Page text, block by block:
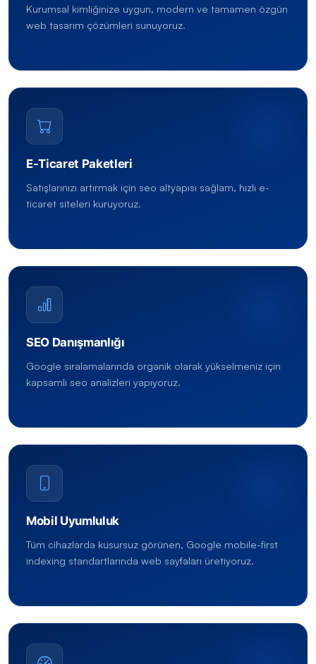
Kurumsal kimliğinize uygun, modern ve tamamen özgün
web tasarım çözümleri sunuyoruz.
E-Ticaret Paketleri
Satışlarınızı artırmak için seo altyapısı sağlam, hızlı e-
ticaret siteleri kuruyoruz.
SEO Danışmanlığı
Google sıralamalarında organik olarak yükselmeniz için
kapsamlı seo analizleri yapıyoruz.
Mobil Uyumluluk
Tüm cihazlarda kusursuz görünen, Google mobile-first
indexing standartlarında web sayfaları üretiyoruz.